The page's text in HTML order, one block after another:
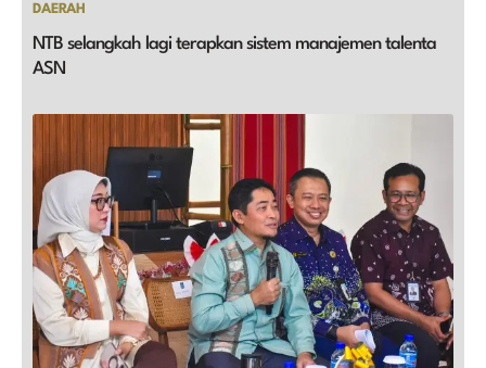
DAERAH
NTB selangkah lagi terapkan sistem manajemen talenta
ASN